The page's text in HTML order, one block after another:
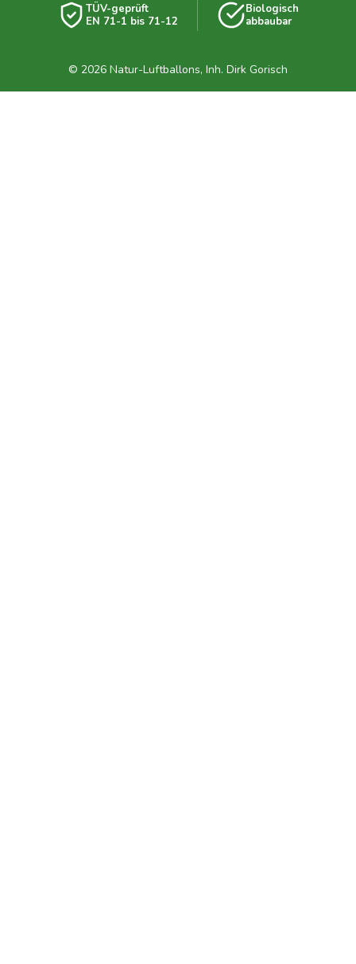
TÜV-geprüft
EN 71-1 bis 71-12
Biologisch
abbaubar
© 2026 Natur-Luftballons, Inh. Dirk Gorisch